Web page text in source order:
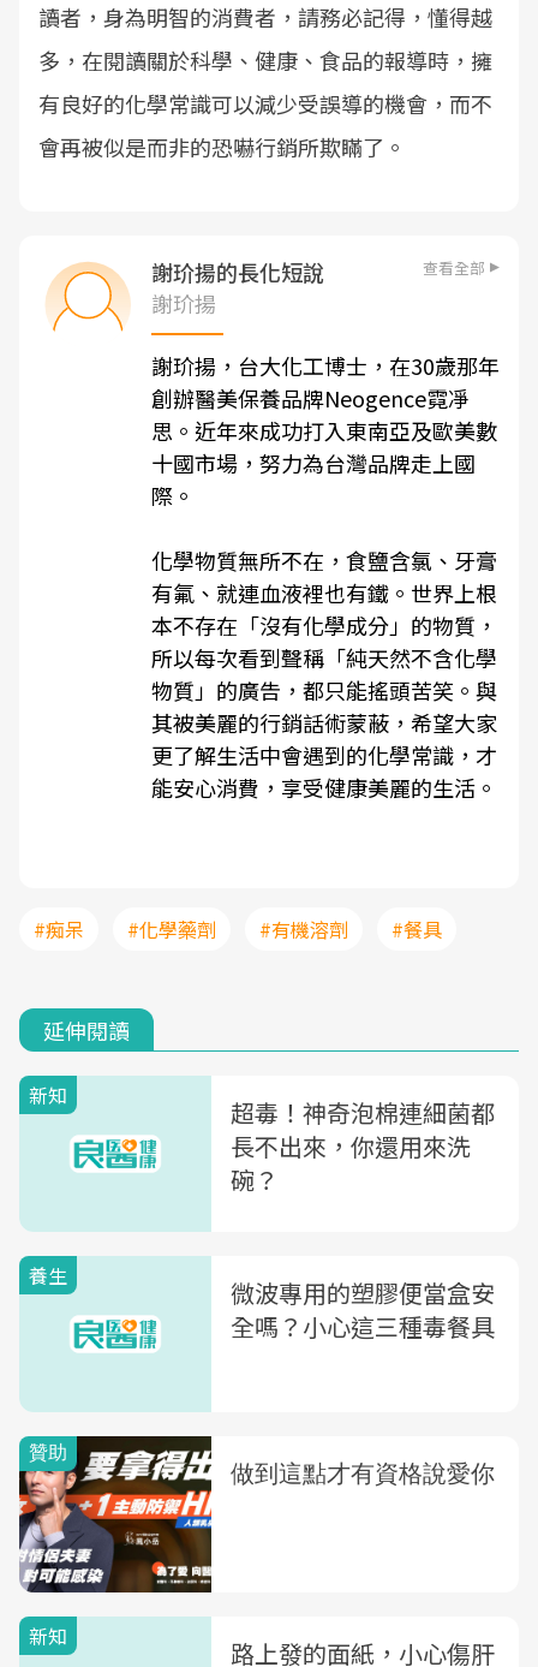
讀者，身為明智的消費者，請務必記得，懂得越
多，在閱讀關於科學、健康、食品的報導時，擁
有良好的化學常識可以減少受誤導的機會，而不
會再被似是而非的恐嚇行銷所欺瞞了。
謝玠揚的長化短說 查看全部
謝玠揚
謝玠揚，台大化工博士，在30歲那年
創辦醫美保養品牌Neogence霓凈
思。近年來成功打入東南亞及歐美數
十國市場，努力為台灣品牌走上國
際。
化學物質無所不在，食鹽含氯、牙膏
有氟、就連血液裡也有鐵。世界上根
本不存在「沒有化學成分」的物質，
所以每次看到聲稱「純天然不含化學
物質」的廣告，都只能搖頭苦笑。與
其被美麗的行銷話術蒙蔽，希望大家
更了解生活中會遇到的化學常識，才
能安心消費，享受健康美麗的生活。
#痴呆 #化學藥劑 #有機溶劑 #餐具
延伸閱讀
新知
超毒！神奇泡棉連細菌都
長不出來，你還用來洗
碗？
養生
微波專用的塑膠便當盒安
全嗎？小心這三種毒餐具
新知 路上發的面紙，小心傷肝